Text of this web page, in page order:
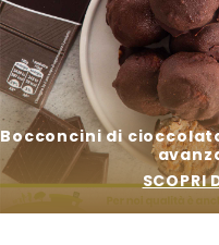
Bocconcini di
SCOPRI